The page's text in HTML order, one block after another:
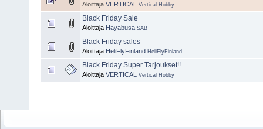
Aloittaja VERTICAL Vertical Hobby
Black Friday Sale
Aloittaja Hayabusa SAB
Black Friday sales
Aloittaja HeliFlyFinland HeliFlyFinland
Black Friday Super Tarjoukset!!
Aloittaja VERTICAL Vertical Hobby